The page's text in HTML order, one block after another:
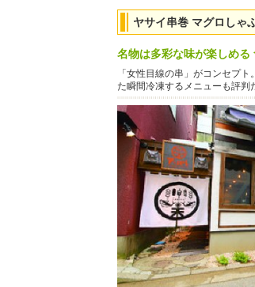
ヤサイ串巻 マグロしゃ
名物は多彩な味が楽しめる
「女性目線の串」がコンセプ
た瞬間冷凍するメニューも評判